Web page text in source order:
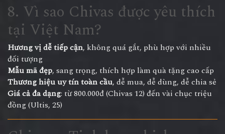
8. Vì sao Chivas được yêu thích
tại Việt Nam?
Hương vị dễ tiếp cận, không quá gắt, phù hợp với nhiều
đối tượng
Mẫu mã đẹp, sang trọng, thích hợp làm quà tặng cao cấp
Thương hiệu uy tín toàn cầu, dễ mua, dễ dùng, dễ chia sẻ
Giá cả đa dạng: từ 800.000đ (Chivas 12) đến vài chục triệu
đồng (Ultis, 25)